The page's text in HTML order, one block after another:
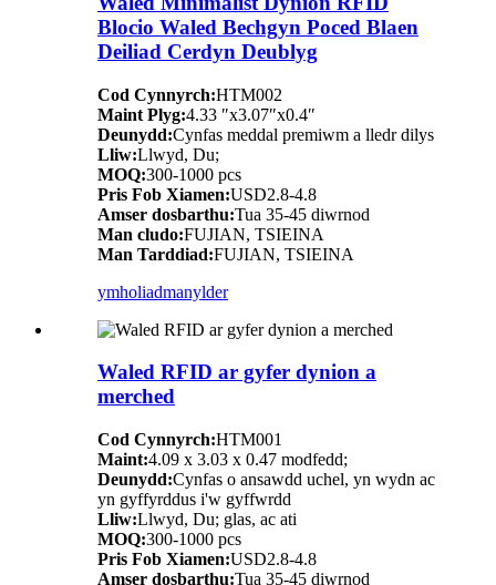
Blocio Waled Bechgyn Poced Blaen
Deiliad Cerdyn Deublyg
Cod Cynnyrch:HTM002
Maint Plyg:4.33 ″x3.07″x0.4″
Deunydd:Cynfas meddal premiwm a lledr dilys
Lliw:Llwyd, Du;
MOQ:300-1000 pcs
Pris Fob Xiamen:USD2.8-4.8
Amser dosbarthu:Tua 35-45 diwrnod
Man cludo:FUJIAN, TSIEINA
Man Tarddiad:FUJIAN, TSIEINA
ymholiadmanylder
Waled RFID ar gyfer dynion a
merched
Cod Cynnyrch:HTM001
Maint:4.09 x 3.03 x 0.47 modfedd;
Deunydd:Cynfas o ansawdd uchel, yn wydn ac
yn gyffyrddus i'w gyffwrdd
Lliw:Llwyd, Du; glas, ac ati
MOQ:300-1000 pcs
Pris Fob Xiamen:USD2.8-4.8
Amser dosbarthu:Tua 35-45 diwrnod